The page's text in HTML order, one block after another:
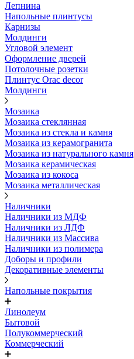
Лепнина
Напольные плинтусы
Карнизы
Молдинги
Угловой элемент
Оформление дверей
Потолочные розетки
Плинтус Orac decor
Молдинги
Мозаика
Мозаика стеклянная
Мозаика из стекла и камня
Мозаика из керамогранита
Мозаика из натурального камня
Мозаика керамическая
Мозаика из кокоса
Мозаика металлическая
Наличники
Наличники из МДФ
Наличники из ЛДФ
Наличники из Массива
Наличники из полимера
Доборы и профили
Декоративные элементы
Напольные покрытия
Линолеум
Бытовой
Полукоммерческий
Коммерческий